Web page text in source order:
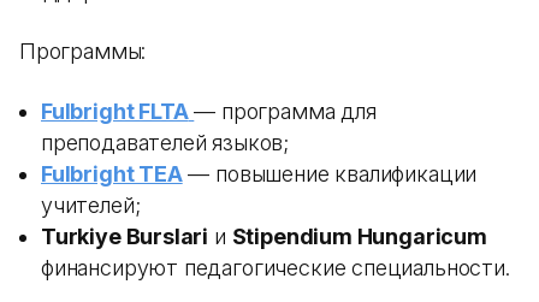
Программы:
Fulbright FLTA — программа для
преподавателей языков;
Fulbright TEA— повышение квалификации
учителей;
Turkiye Burslari и Stipendium Hungaricum
финансируют педагогические специальности.